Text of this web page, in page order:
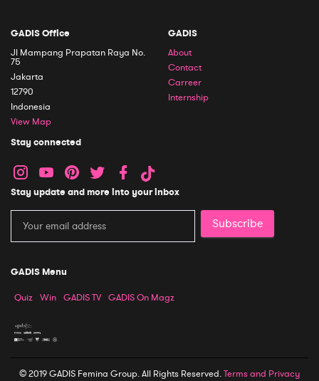
GADIS Office
Jl Mampang Prapatan Raya No.
75
Jakarta
12790
Indonesia
View Map
GADIS
About
Contact
Carreer
Internship
Stay connected
Stay update and more into your inbox
Subscribe
GADIS Menu
Quiz Win GADIS TV GADIS On Magz
© 2019 GADIS Femina Group. All Rights Reserved.Terms and Privacy